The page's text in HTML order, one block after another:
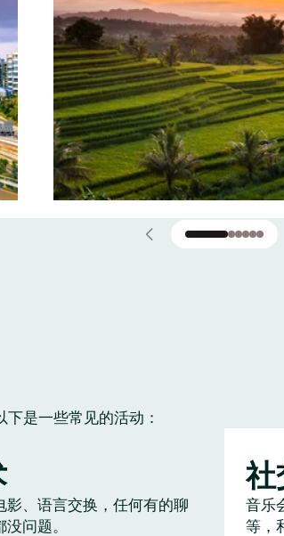
是一些常见的活动：
影、语言交换，任何有的聊
问题。
社
音乐
等，